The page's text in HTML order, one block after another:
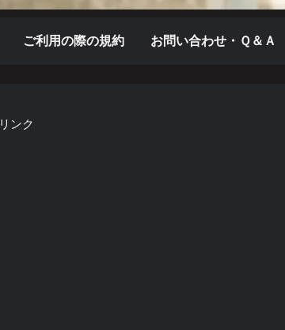
ご利用の際の規約 お問い合わせ・Ｑ＆Ａ
ンク